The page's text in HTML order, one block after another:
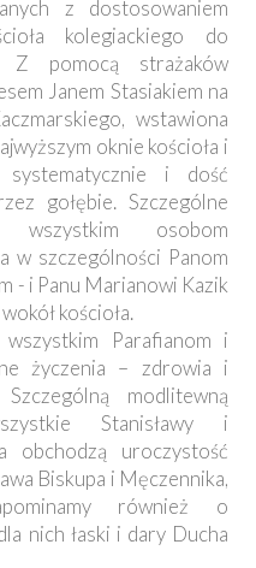
z dostosowaniem
kolegiackiego do
Z pomocą strażaków
Janem Stasiakiem na
wstawiona
oknie kościoła i
i dość
gołębie. Szczególne
wszystkim osobom
w szczególności Panom
- i Panu Marianowi Kazik
kościoła.
Parafianom i
życzenia – zdrowia i
Szczególną modlitewną
Stanisławy i
obchodzą uroczystość
Biskupa i Męczennika,
również o
nich łaski i dary Ducha